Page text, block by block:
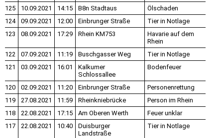
125
10.09.2021 14:15 B8n Stadtaus
Ölschaden
124
09.09.2021 12:00 Einbrunger Straße
Tier in Notlage
123
08.09.2021 17:29 Rhein KM753
Havarie auf dem
Rhein
122
07.09.2021 11:19 Buschgasser Weg
Tier in Notlage
121
03.09.2021 16:01
Kalkumer
Schlossallee
Bodenfeuer
120 02.09.2021 11:20 Einbrunger Straße
Personenrettung
119
27.08.2021 11:59 Rheinkniebrücke
Person im Rhein
118
22.08.2021 17:15 Am Oberen Werth
Feuer unklar
117
22.08.2021 10:40
Duisburger
Landstraße
Tier in Notlage